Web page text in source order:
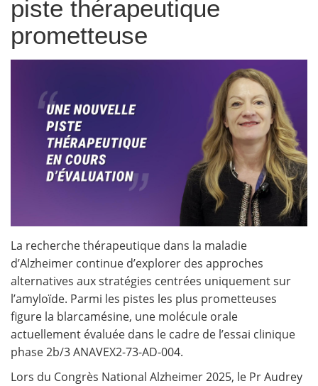
piste thérapeutique
prometteuse
La recherche thérapeutique dans la maladie
d’Alzheimer continue d’explorer des approches
alternatives aux stratégies centrées uniquement sur
l’amyloïde. Parmi les pistes les plus prometteuses
figure la blarcamésine, une molécule orale
actuellement évaluée dans le cadre de l’essai clinique
phase 2b/3 ANAVEX2-73-AD-004.
Lors du Congrès National Alzheimer 2025, le Pr Audrey